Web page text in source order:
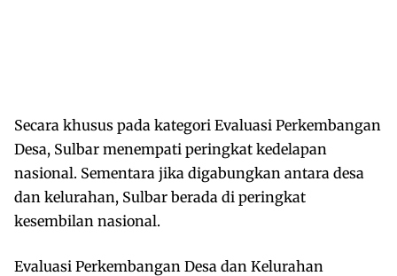
Secara khusus pada kategori Evaluasi Perkembangan
Desa, Sulbar menempati peringkat kedelapan
nasional. Sementara jika digabungkan antara desa
dan kelurahan, Sulbar berada di peringkat
kesembilan nasional.
Evaluasi Perkembangan Desa dan Kelurahan